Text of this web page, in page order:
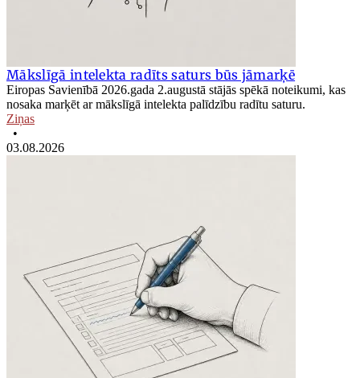
Mākslīgā intelekta radīts saturs būs jāmarķē
Eiropas Savienībā 2026.gada 2.augustā stājās spēkā noteikumi, kas
nosaka marķēt ar mākslīgā intelekta palīdzību radītu saturu.
Ziņas
•
03.08.2026